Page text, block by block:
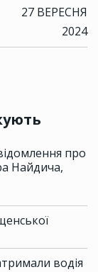
27 ВЕРЕСНЯ
2024
про
Найдича,
водія